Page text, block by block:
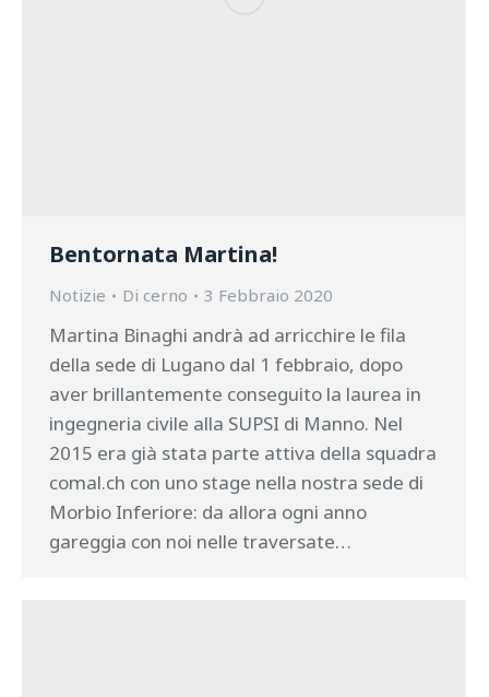
Bentornata Martina!
Notizie Di cerno 3 Febbraio 2020
Martina Binaghi andrà ad arricchire le fila
della sede di Lugano dal 1 febbraio, dopo
aver brillantemente conseguito la laurea in
ingegneria civile alla SUPSI di Manno. Nel
2015 era già stata parte attiva della squadra
comal.ch con uno stage nella nostra sede di
Morbio Inferiore: da allora ogni anno
gareggia con noi nelle traversate…